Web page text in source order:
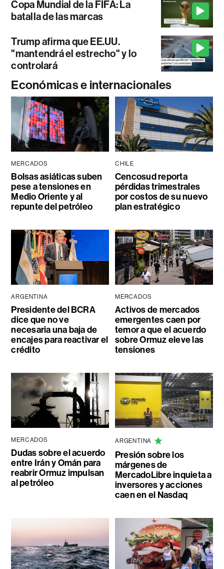
Copa Mundial de la FIFA: La
batalla de las marcas
Trump afirma que EE.UU.
"mantendrá el estrecho" y lo
controlará
Económicas e internacionales
MERCADOS
Bolsas asiáticas suben
pese a tensiones en
Medio Oriente y al
repunte del petróleo
CHILE
Cencosud reporta
pérdidas trimestrales
por costos de su nuevo
plan estratégico
ARGENTINA
Presidente del BCRA
dice que no ve
necesaria una baja de
encajes para reactivar el
crédito
MERCADOS
Activos de mercados
emergentes caen por
temor a que el acuerdo
sobre Ormuz eleve las
tensiones
MERCADOS
Dudas sobre el acuerdo
entre Irán y Omán para
reabrir Ormuz impulsan
al petróleo
ARGENTINA
Presión sobre los
márgenes de
MercadoLibre inquieta a
inversores y acciones
caen en el Nasdaq